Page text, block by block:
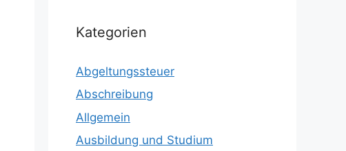
Kategorien
Abgeltungssteuer
Abschreibung
Allgemein
Ausbildung und Studium